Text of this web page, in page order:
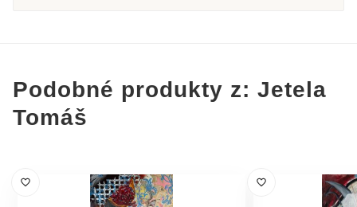
Podobné produkty z: Jetela
Tomáš